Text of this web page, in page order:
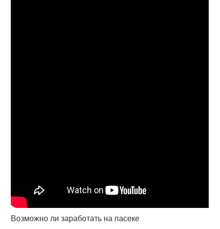
Возможно ли заработать на пасеке